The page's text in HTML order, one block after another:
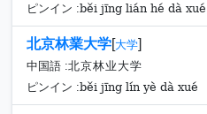
ピンイン :běi jīng lián hé dà xué
北京林業大学[大学]
中国語 :北京林业大学
ピンイン :běi jīng lín yè dà xué